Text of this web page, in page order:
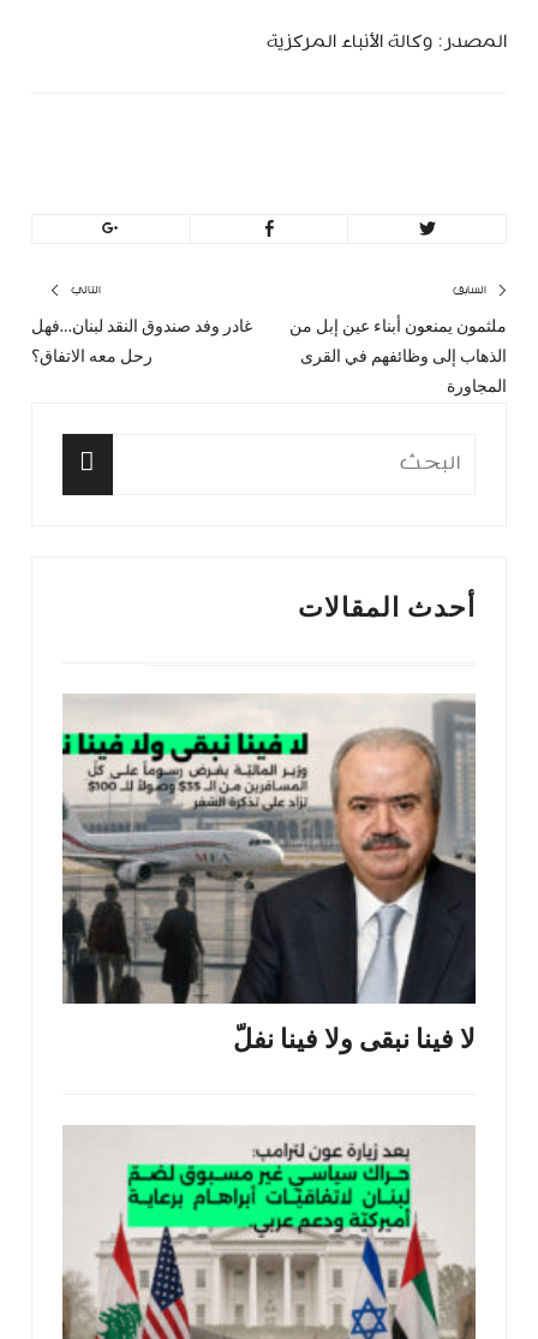
المصدر: وكالة الأنباء المركزية
تصفّح
المقالات
السابق
المقال
السابق:
ملثمون يمنعون أبناء عين إبل من
الذهاب إلى وظائفهم في القرى
المجاورة
التالي
غادر وفد صندوق النقد لبنان…فهل
رحل معه الاتفاق؟
البحث
أحدث المقالات
لا فينا نبقى ولا فينا نفلّ